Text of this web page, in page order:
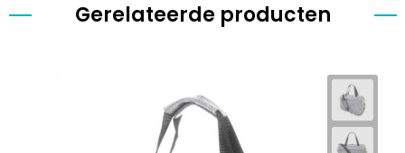
Gerelateerde producten